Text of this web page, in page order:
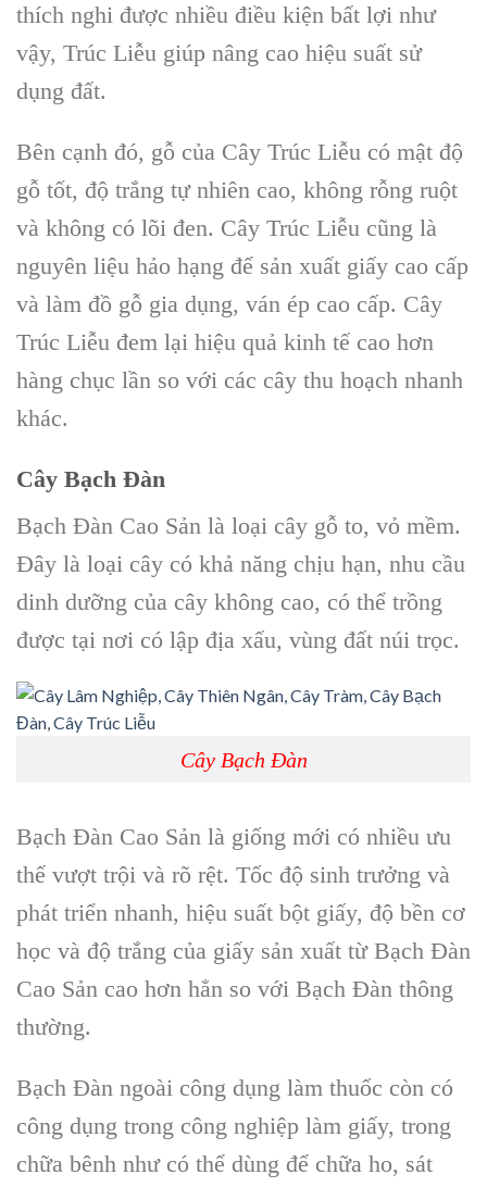
thích nghi được nhiều điều kiện bất lợi như
vậy, Trúc Liễu giúp nâng cao hiệu suất sử
dụng đất.
Bên cạnh đó, gỗ của Cây Trúc Liễu có mật độ
gỗ tốt, độ trắng tự nhiên cao, không rỗng ruột
và không có lõi đen. Cây Trúc Liễu cũng là
nguyên liệu hảo hạng để sản xuất giấy cao cấp
và làm đồ gỗ gia dụng, ván ép cao cấp. Cây
Trúc Liễu đem lại hiệu quả kinh tế cao hơn
hàng chục lần so với các cây thu hoạch nhanh
khác.
Cây Bạch Đàn
Bạch Đàn Cao Sản là loại cây gỗ to, vỏ mềm.
Đây là loại cây có khả năng chịu hạn, nhu cầu
dinh dưỡng của cây không cao, có thể trồng
được tại nơi có lập địa xấu, vùng đất núi trọc.
Cây Bạch Đàn
Bạch Đàn Cao Sản là giống mới có nhiều ưu
thế vượt trội và rõ rệt. Tốc độ sinh trưởng và
phát triển nhanh, hiệu suất bột giấy, độ bền cơ
học và độ trắng của giấy sản xuất từ Bạch Đàn
Cao Sản cao hơn hẳn so với Bạch Đàn thông
thường.
Bạch Đàn ngoài công dụng làm thuốc còn có
công dụng trong công nghiệp làm giấy, trong
chữa bênh như có thể dùng để chữa ho, sát